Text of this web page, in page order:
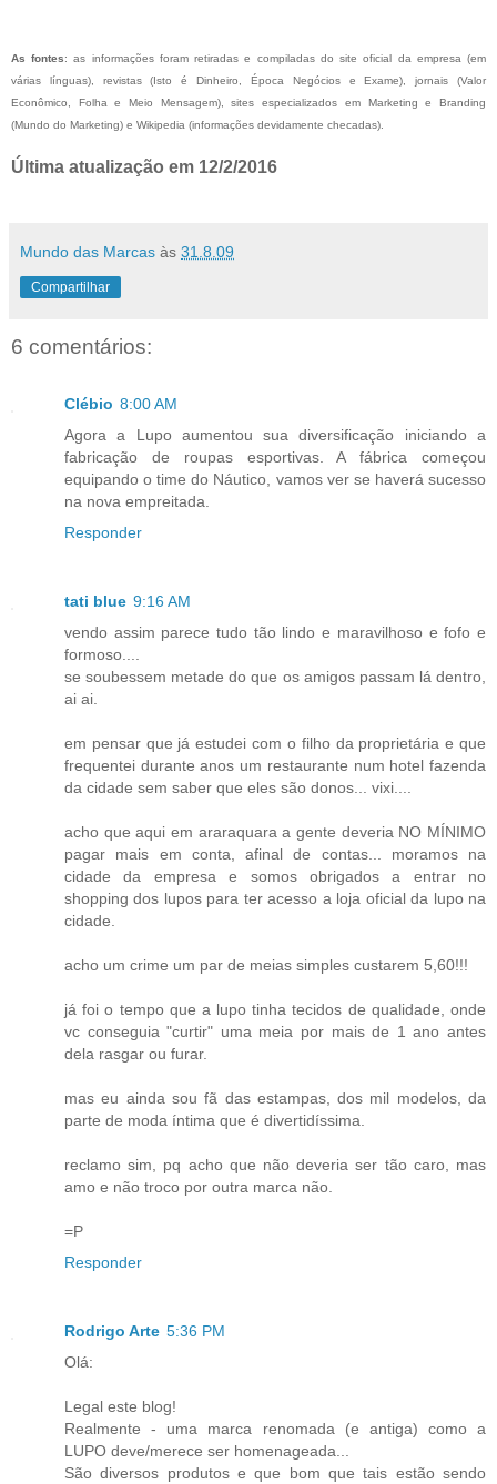
As fontes: as informações foram retiradas e compiladas do site oficial da empresa (em
várias línguas), revistas (Isto é Dinheiro, Época Negócios e Exame), jornais (Valor
Econômico, Folha e Meio Mensagem), sites especializados em Marketing e Branding
(Mundo do Marketing) e Wikipedia (informações devidamente checadas).
Última atualização em 12/2/2016
Mundo das Marcas às 31.8.09
Compartilhar
6 comentários:
Clébio 8:00 AM
Agora a Lupo aumentou sua diversificação iniciando a
fabricação de roupas esportivas. A fábrica começou
equipando o time do Náutico, vamos ver se haverá sucesso
na nova empreitada.
Responder
tati blue 9:16 AM
vendo assim parece tudo tão lindo e maravilhoso e fofo e
formoso....
se soubessem metade do que os amigos passam lá dentro,
ai ai.
em pensar que já estudei com o filho da proprietária e que
frequentei durante anos um restaurante num hotel fazenda
da cidade sem saber que eles são donos... vixi....
acho que aqui em araraquara a gente deveria NO MÍNIMO
pagar mais em conta, afinal de contas... moramos na
cidade da empresa e somos obrigados a entrar no
shopping dos lupos para ter acesso a loja oficial da lupo na
cidade.
acho um crime um par de meias simples custarem 5,60!!!
já foi o tempo que a lupo tinha tecidos de qualidade, onde
vc conseguia "curtir" uma meia por mais de 1 ano antes
dela rasgar ou furar.
mas eu ainda sou fã das estampas, dos mil modelos, da
parte de moda íntima que é divertidíssima.
reclamo sim, pq acho que não deveria ser tão caro, mas
amo e não troco por outra marca não.
=P
Responder
Rodrigo Arte 5:36 PM
Olá:
Legal este blog!
Realmente - uma marca renomada (e antiga) como a
LUPO deve/merece ser homenageada...
São diversos produtos e que bom que tais estão sendo